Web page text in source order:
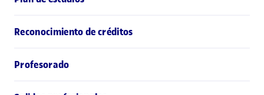
Reconocimiento de créditos
Profesorado